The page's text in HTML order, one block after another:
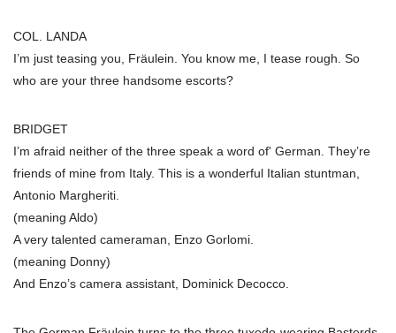
COL. LANDA
I’m just teasing you, Fräulein. You know me, I tease rough. So
who are your three handsome escorts?
BRIDGET
I’m afraid neither of the three speak a word of' German. They’re
friends of mine from Italy. This is a wonderful Italian stuntman,
Antonio Margheriti.
(meaning Aldo)
A very talented cameraman, Enzo Gorlomi.
(meaning Donny)
And Enzo’s camera assistant, Dominick Decocco.